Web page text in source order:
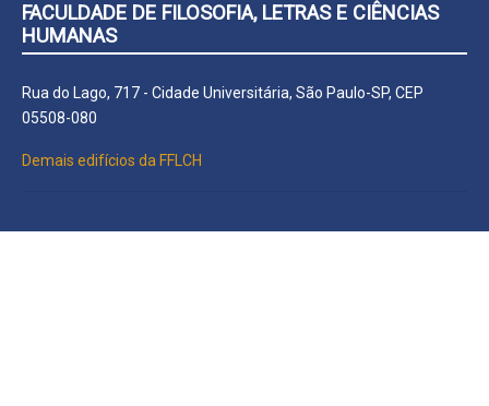
FACULDADE DE FILOSOFIA, LETRAS E CIÊNCIAS
HUMANAS
Rua do Lago, 717 - Cidade Universitária, São Paulo-SP, CEP
05508-080
Demais edifícios da FFLCH